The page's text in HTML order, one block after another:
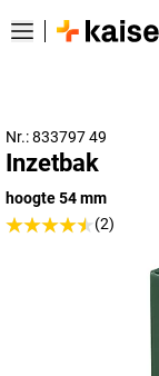
Nr.: 833797 49
Inzetbak
hoogte 54 mm
(2)